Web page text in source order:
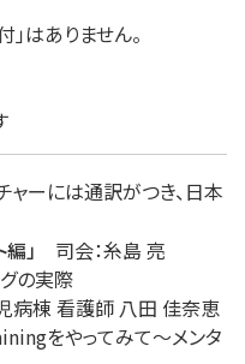
はありません。
ーには通訳がつき、日本
」 司会：糸島 亮
の実際
棟 看護師 八田 佳奈恵
をやってみて〜メンタ